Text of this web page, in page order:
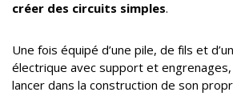
créer des circuits simples.
Une fois équipé d’une pile, de fils et
électrique avec support et engrenages,
lancer dans la construction de son